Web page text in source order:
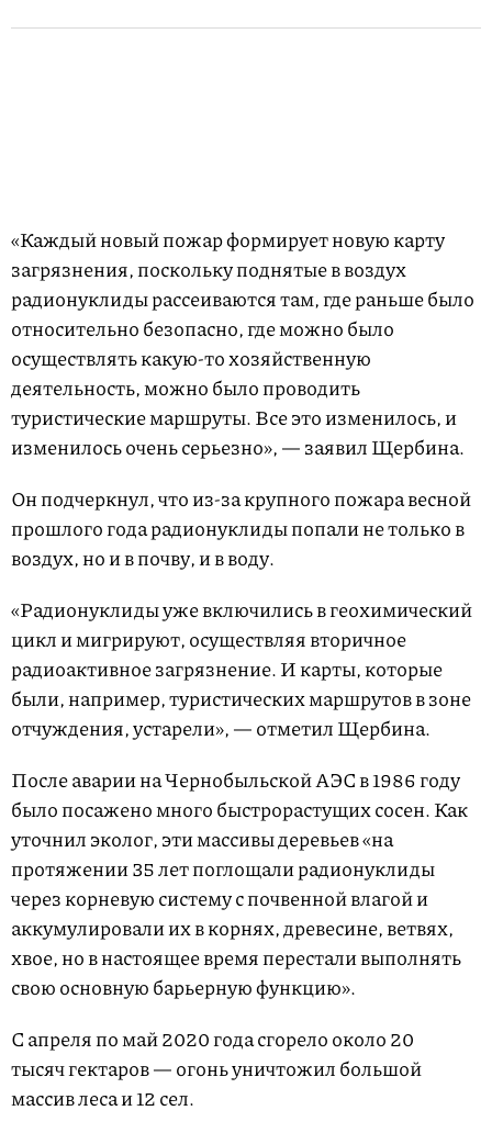
«Каждый новый пожар формирует новую карту
загрязнения, поскольку поднятые в воздух
радионуклиды рассеиваются там, где раньше было
относительно безопасно, где можно было
осуществлять какую-то хозяйственную
деятельность, можно было проводить
туристические маршруты. Все это изменилось, и
изменилось очень серьезно», — заявил Щербина.
Он подчеркнул, что из-за крупного пожара весной
прошлого года радионуклиды попали не только в
воздух, но и в почву, и в воду.
«Радионуклиды уже включились в геохимический
цикл и мигрируют, осуществляя вторичное
радиоактивное загрязнение. И карты, которые
были, например, туристических маршрутов в зоне
отчуждения, устарели», — отметил Щербина.
После аварии на Чернобыльской АЭС в 1986 году
было посажено много быстрорастущих сосен. Как
уточнил эколог, эти массивы деревьев «на
протяжении 35 лет поглощали радионуклиды
через корневую систему с почвенной влагой и
аккумулировали их в корнях, древесине, ветвях,
хвое, но в настоящее время перестали выполнять
свою основную барьерную функцию».
С апреля по май 2020 года сгорело около 20
тысяч гектаров — огонь уничтожил большой
массив леса и 12 сел.